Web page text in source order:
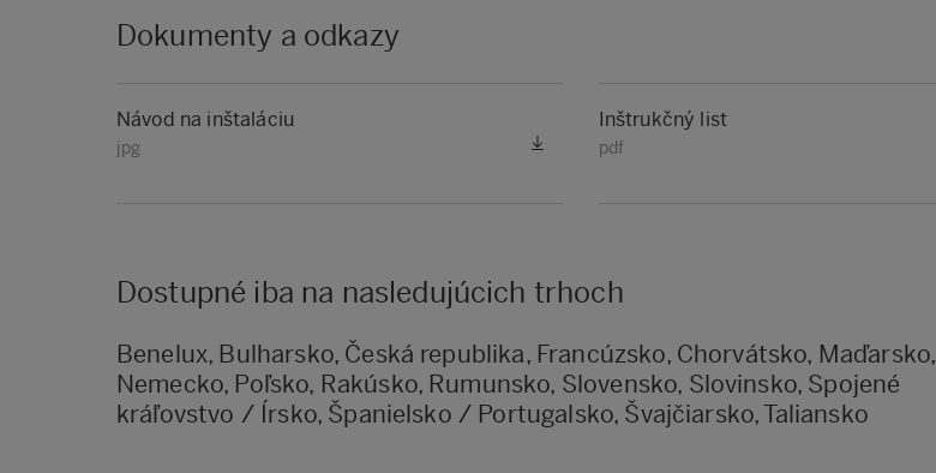
Dokumenty a odkazy
Návod na inštaláciu
jpg
Inštrukčný list
pdf
Dostupné iba na nasledujúcich trhoch
Benelux, Bulharsko, Česká republika, Francúzsko, Chorvátsko, Maďarsko,
Nemecko, Poľsko, Rakúsko, Rumunsko, Slovensko, Slovinsko, Spojené
kráľovstvo / Írsko, Španielsko / Portugalsko, Švajčiarsko, Taliansko